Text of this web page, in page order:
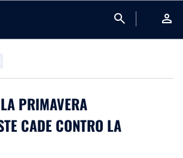
search person
PRIMAVERA
CADE CONTRO LA